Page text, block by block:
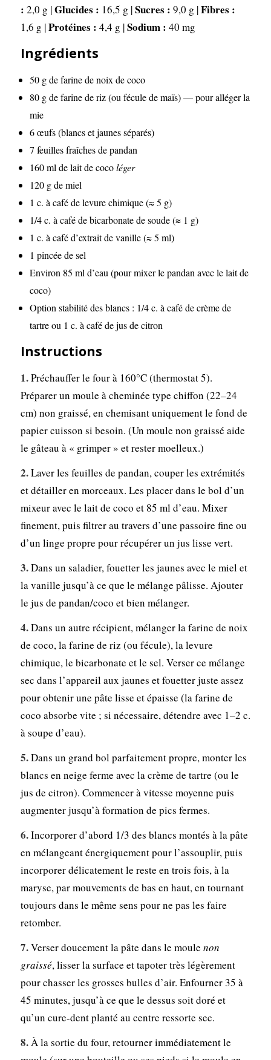
: 2,0 g |Glucides : 16,5 g |Sucres : 9,0 g |Fibres :
1,6 g |Protéines : 4,4 g |Sodium : 40 mg
Ingrédients
50 g de farine de noix de coco
80 g de farine de riz (ou fécule de maïs) — pour alléger la
mie
6 œufs (blancs et jaunes séparés)
7 feuilles fraîches de pandan
160 ml de lait de cocoléger
120 g de miel
1 c. à café de levure chimique (≈ 5 g)
1/4 c. à café de bicarbonate de soude (≈ 1 g)
1 c. à café d’extrait de vanille (≈ 5 ml)
1 pincée de sel
Environ 85 ml d’eau (pour mixer le pandan avec le lait de
coco)
Option stabilité des blancs : 1/4 c. à café de crème de
tartre ou 1 c. à café de jus de citron
Instructions
Préchauffer le four à 160°C (thermostat 5).
Préparer un moule à cheminée type chiffon (22–24
cm) non graissé, en chemisant uniquement le fond de
papier cuisson si besoin. (Un moule non graissé aide
le gâteau à « grimper » et rester moelleux.)
Laver les feuilles de pandan, couper les extrémités
et détailler en morceaux. Les placer dans le bol d’un
mixeur avec le lait de coco et 85 ml d’eau. Mixer
finement, puis filtrer au travers d’une passoire fine ou
d’un linge propre pour récupérer un jus lisse vert.
Dans un saladier, fouetter les jaunes avec le miel et
la vanille jusqu’à ce que le mélange pâlisse. Ajouter
le jus de pandan/coco et bien mélanger.
Dans un autre récipient, mélanger la farine de noix
de coco, la farine de riz (ou fécule), la levure
chimique, le bicarbonate et le sel. Verser ce mélange
sec dans l’appareil aux jaunes et fouetter juste assez
pour obtenir une pâte lisse et épaisse (la farine de
coco absorbe vite ; si nécessaire, détendre avec 1–2 c.
à soupe d’eau).
Dans un grand bol parfaitement propre, monter les
blancs en neige ferme avec la crème de tartre (ou le
jus de citron). Commencer à vitesse moyenne puis
augmenter jusqu’à formation de pics fermes.
Incorporer d’abord 1/3 des blancs montés à la pâte
en mélangeant énergiquement pour l’assouplir, puis
incorporer délicatement le reste en trois fois, à la
maryse, par mouvements de bas en haut, en tournant
toujours dans le même sens pour ne pas les faire
retomber.
Verser doucement la pâte dans le moule non
graissé, lisser la surface et tapoter très légèrement
pour chasser les grosses bulles d’air. Enfourner 35 à
45 minutes, jusqu’à ce que le dessus soit doré et
qu’un cure-dent planté au centre ressorte sec.
À la sortie du four, retourner immédiatement le